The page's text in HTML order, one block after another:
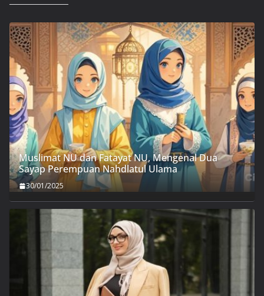
Muslimat NU dan Fatayat NU, Mengenal Dua
Sayap Perempuan Nahdlatul Ulama
30/01/2025